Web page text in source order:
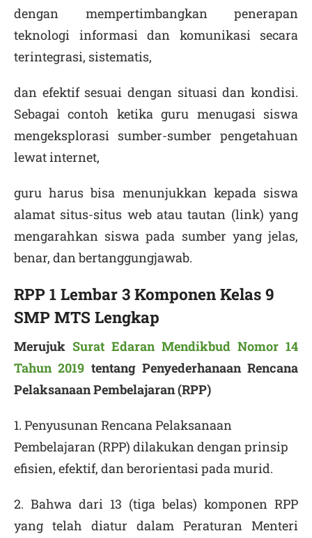
dengan mempertimbangkan penerapan
teknologi informasi dan komunikasi secara
terintegrasi, sistematis,
dan efektif sesuai dengan situasi dan kondisi.
Sebagai contoh ketika guru menugasi siswa
mengeksplorasi sumber-sumber pengetahuan
lewat internet,
guru harus bisa menunjukkan kepada siswa
alamat situs-situs web atau tautan (link) yang
mengarahkan siswa pada sumber yang jelas,
benar, dan bertanggungjawab.
RPP 1 Lembar 3 Komponen Kelas 9
SMP MTS Lengkap
Merujuk Surat Edaran Mendikbud Nomor 14
Tahun 2019 tentang Penyederhanaan Rencana
Pelaksanaan Pembelajaran (RPP)
1. Penyusunan Rencana Pelaksanaan
Pembelajaran (RPP) dilakukan dengan prinsip
efisien, efektif, dan berorientasi pada murid.
2. Bahwa dari 13 (tiga belas) komponen RPP
yang telah diatur dalam Peraturan Menteri